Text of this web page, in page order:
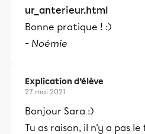
ur_anterieur.html
Bonne pratique ! :)
- Noémie
Explication d’élève
27 mai 2021
Bonjour Sara :)
Tu as raison, il n'y a pas